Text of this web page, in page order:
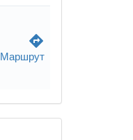
directions
Маршрут